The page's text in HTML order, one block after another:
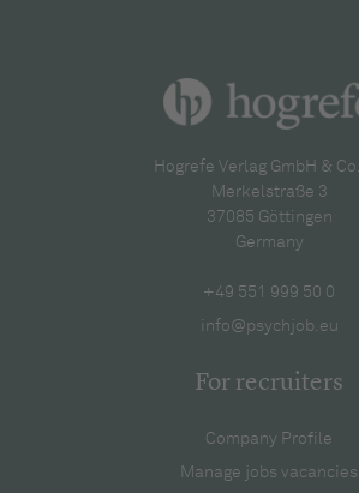
Hogrefe Verlag GmbH &
Merkelstraße 3
37085 Göttingen
Germany
+49 551 999 50 0
info@psychjob.eu
For recruiters
Company Profile
Manage jobs vacancies